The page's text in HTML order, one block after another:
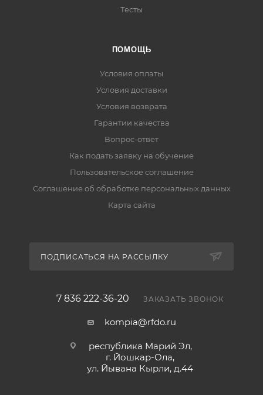
Тесты
ПОМОЩЬ
Условия оплаты
Условия доставки
Условия возврата
Гарантии качества
Вопрос-ответ
Как подать заявку на обучение
Пользовательское соглашение
Соглашение об обработке персональных данных
Карта сайта
ПОДПИСАТЬСЯ НА РАССЫЛКУ
7 836 222-36-20 ЗАКАЗАТЬ ЗВОНОК
kompia@rfdo.ru
республика Марий Эл,
г. Йошкар-Ола,
ул. Йывана Кырли, д.44